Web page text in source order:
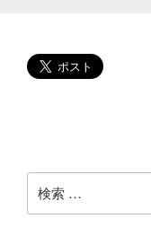
伊
野
か
索: